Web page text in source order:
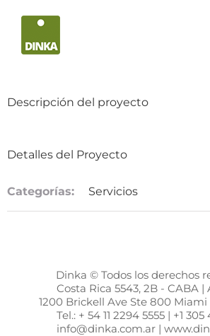
Descripción del proyecto
Detalles del Proyecto
Categorías: Servicios
Dinka © Todos los derechos
Costa Rica 5543, 2B - CABA
1200 Brickell Ave Ste 800 Miami
Tel.: + 54 11 2294 5555 | +1
info@dinka.com.ar |